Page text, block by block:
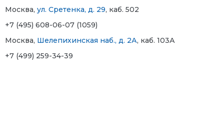
Москва, ул. Сретенка, д. 29, каб. 502
+7 (495) 608-06-07 (1059)
Москва, Шелепихинская наб., д. 2А, каб. 103А
+7 (499) 259-34-39